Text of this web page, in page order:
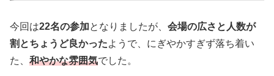
今回は22名の参加となりましたが、 会場の広さと人数が
割とちょうど良かったようで、にぎやかすぎず落ち着い
た、 和やかな雰囲気でした。